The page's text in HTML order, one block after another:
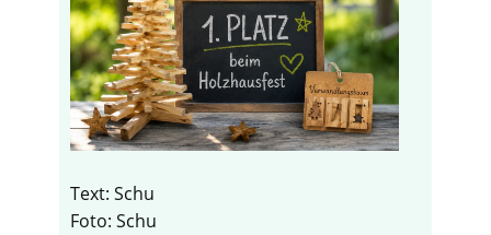
Text: Schu
Foto: Schu